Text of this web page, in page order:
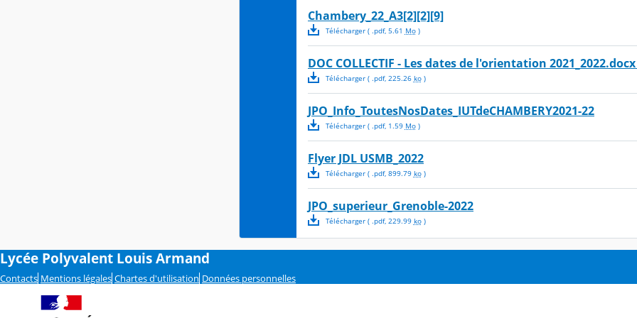
Chambery_22_A3[2][2][9]
Télécharger( .pdf, 5.61 Mo)
DOC COLLECTIF - Les dates de l'orientation
Télécharger( .pdf, 225.26 ko)
JPO_Info_ToutesNosDates_IUTdeCHAMBERY2021-22
Télécharger( .pdf, 1.59 Mo)
Flyer JDL USMB_2022
Télécharger( .pdf, 899.79 ko)
JPO_superieur_Grenoble-2022
Télécharger( .pdf, 229.99 ko)
Lycée Polyvalent Louis Armand
Contacts Mentions légales Chartes d'utilisation Données personnelles